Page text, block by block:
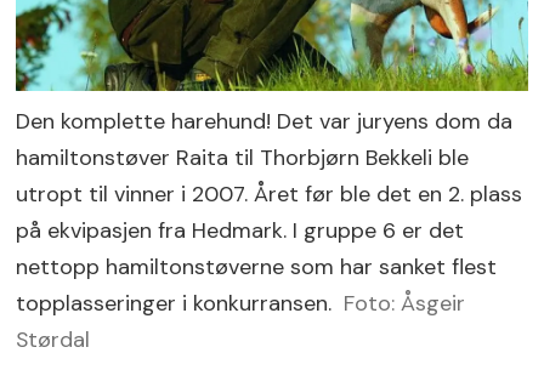
Den komplette harehund! Det var juryens dom da
hamiltonstøver Raita til Thorbjørn Bekkeli ble
utropt til vinner i 2007. Året før ble det en 2. plass
på ekvipasjen fra Hedmark. I gruppe 6 er det
nettopp hamiltonstøverne som har sanket flest
topplasseringer i konkurransen. Foto: Åsgeir
Størdal